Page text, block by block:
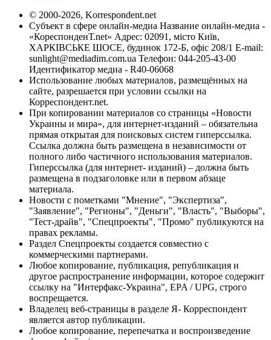
© 2000-2026, Korrespondent.net
Субъект в сфере онлайн-медиа Название онлайн-медиа -
«КореспонденТ.net» Адрес: 02091, місто Київ,
ХАРКІВСЬКЕ ШОСЕ, будинок 172-Б, офіс 208/1 E-mail:
sunlight@mediadim.com.ua Телефон: 044-205-43-00
Идентификатор медиа - R40-06068
Использование любых материалов, размещённых на
сайте, разрешается при условии ссылки на
Корреспондент.net.
При копировании материалов со страницы «Новости
Украины и мира», для интернет-изданий – обязательна
прямая открытая для поисковых систем гиперссылка.
Ссылка должна быть размещена в независимости от
полного либо частичного использования материалов.
Гиперссылка (для интернет- изданий) – должна быть
размещена в подзаголовке или в первом абзаце
материала.
Новости с пометками "Мнение", "Экспертиза",
"Заявление", "Регионы", "Деньги", "Власть", "Выборы",
"Тест-драйв", "Спецпроекты", "Промо" публикуются на
правах рекламы.
Раздел Спецпроекты создается совместно с
коммерческими партнерами.
Любое копирование, публикация, републикация и
другое распространение информации, которое содержит
ссылку на "Интерфакс-Украина", EPA / UPG, строго
воспрещается.
Владелец веб-страницы в разделе Я- Корреспондент
является автор публикации.
Любое копирование, перепечатка и воспроизведение